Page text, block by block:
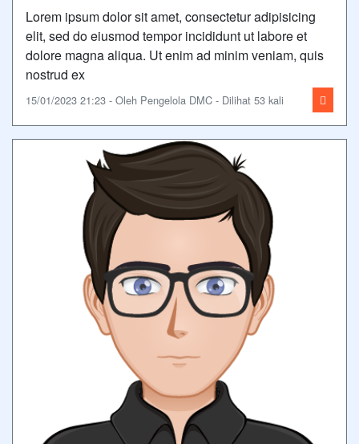
Lorem ipsum dolor sit amet, consectetur adipisicing
elit, sed do eiusmod tempor incididunt ut labore et
dolore magna aliqua. Ut enim ad minim veniam, quis
nostrud ex
15/01/2023 21:23 - Oleh Pengelola DMC - Dilihat 53 kali